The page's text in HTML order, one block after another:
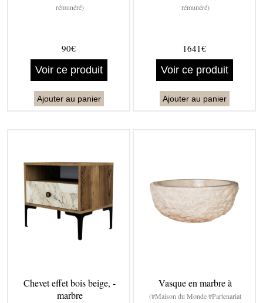
rémunéré)
90€
Voir ce produit
Ajouter au panier
rémunéré)
1641€
Voir ce produit
Ajouter au panier
Chevet effet bois beige, -
marbre
Vasque en marbre à
(#Maison du Monde #Partenariat